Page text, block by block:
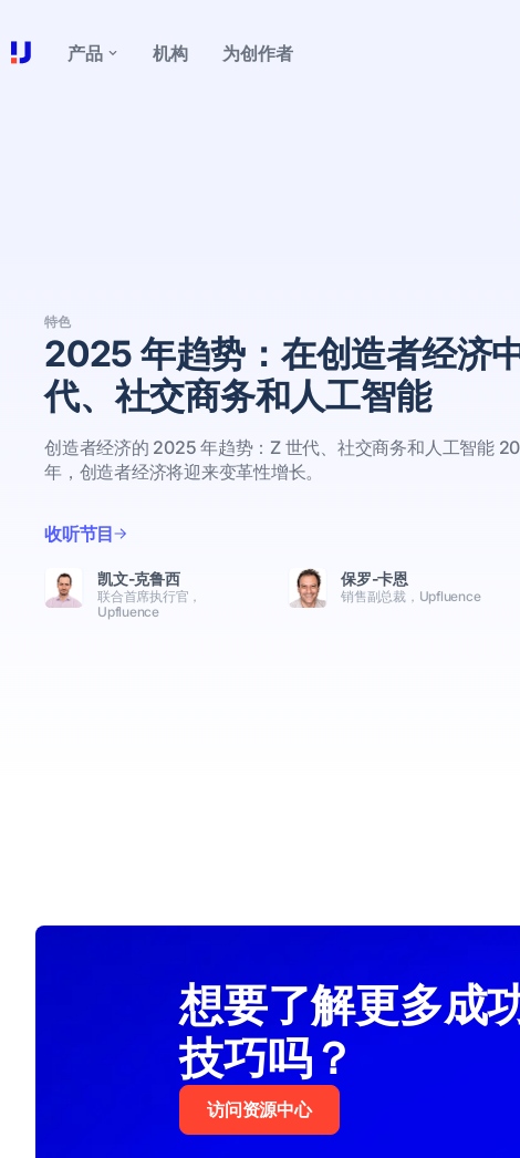
产品 机构 为创作者
特色
2025 年趋势：在创造者经济
代、社交商务和人工智能
创造者经济的 2025 年趋势：Z 世代、社交商务和人工智能
年，创造者经济将迎来变革性增长。
收听节目
凯文-克鲁西
联合首席执行官，
Upfluence
保罗-卡恩
销售副总裁，Upfluence
想要了解更多成
技巧吗？
访问资源中心